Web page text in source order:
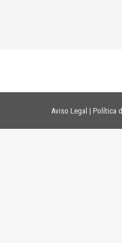
Aviso Legal | Política